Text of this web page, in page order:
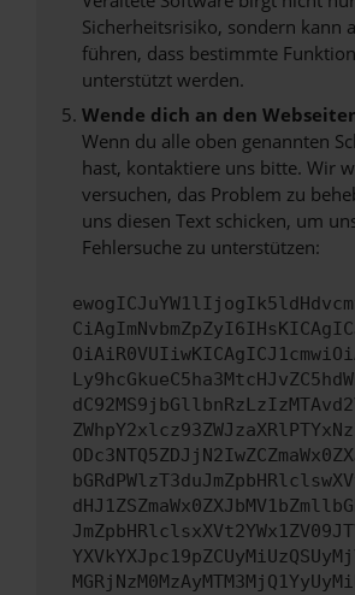
Sicherheitsrisiko, sondern kann
führen, dass bestimmte
unterstützt werden.
Wende dich an den
Wenn du alle oben genannten
hast, kontaktiere uns bitte. Wir
versuchen, das Problem zu
uns diesen Text schicken, um
Fehlersuche zu unterstützen: